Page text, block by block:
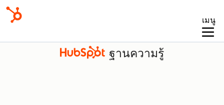
เมนู
ฐานความรู้